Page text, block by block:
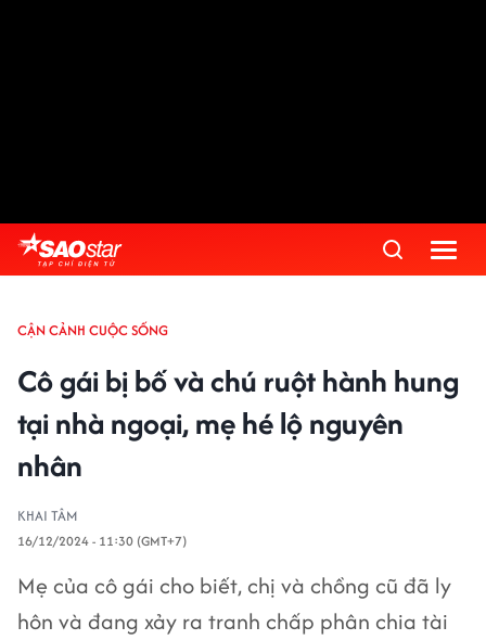
CẬN CẢNH CUỘC SỐNG
Cô gái bị bố và chú ruột hành hung
tại nhà ngoại, mẹ hé lộ nguyên
nhân
KHAI TÂM
16/12/2024 - 11:30 (GMT+7)
Mẹ của cô gái cho biết, chị và chồng cũ đã ly
hôn và đang xảy ra tranh chấp phân chia tài